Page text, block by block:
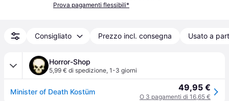
Prova pagamenti flessibili*
Consigliato Prezzo incl. consegna Usato a
Horror-Shop
5,99 € di spedizione, 1-3 giorni
Minister of Death Kostüm 49,95 €
O 3 pagamenti di 16,65 €